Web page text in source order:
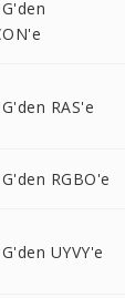
RAS'e
RGBO'e
UYVY'e